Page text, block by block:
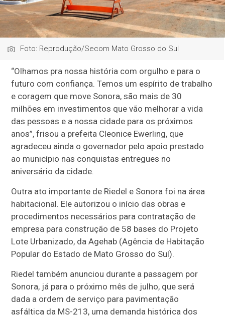
Foto: Reprodução/Secom Mato Grosso do Sul
“Olhamos pra nossa história com orgulho e para o
futuro com confiança. Temos um espírito de trabalho
e coragem que move Sonora, são mais de 30
milhões em investimentos que vão melhorar a vida
das pessoas e a nossa cidade para os próximos
anos”, frisou a prefeita Cleonice Ewerling, que
agradeceu ainda o governador pelo apoio prestado
ao município nas conquistas entregues no
aniversário da cidade.
Outra ato importante de Riedel e Sonora foi na área
habitacional. Ele autorizou o início das obras e
procedimentos necessários para contratação de
empresa para construção de 58 bases do Projeto
Lote Urbanizado, da Agehab (Agência de Habitação
Popular do Estado de Mato Grosso do Sul).
Riedel também anunciou durante a passagem por
Sonora, já para o próximo mês de julho, que será
dada a ordem de serviço para pavimentação
asfáltica da MS-213, uma demanda histórica dos